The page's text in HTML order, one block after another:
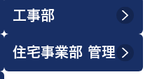
工事部
住宅事業部 管理